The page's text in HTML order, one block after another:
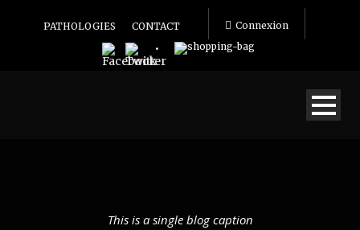
PATHOLOGIES CONTACT Connexion
This is a single blog caption